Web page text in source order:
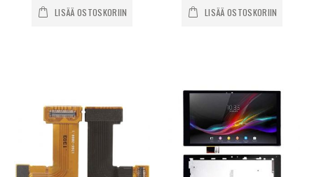
LISÄÄ OSTOSKORIIN LISÄÄ OSTOSKORIIN